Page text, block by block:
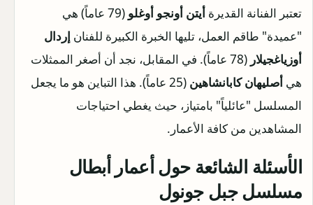
تعتبر الفنانة القديرة أيتن أونجو أوغلو
(79 عاماً) هي
"عميدة" طاقم العمل، تليها الخبرة الكبيرة للفنان إردال
أوزياغجيلار
(78 عاماً). في المقابل، نجد أن أصغر الممثلات
هي أصليهان كابانشاهين
(25 عاماً). هذا التباين هو ما يجعل
المسلسل "عائلياً" بامتياز، حيث يغطي احتياجات
المشاهدين من كافة الأعمار.
الأسئلة الشائعة حولأعمار أبطال
مسلسل جبل جونول